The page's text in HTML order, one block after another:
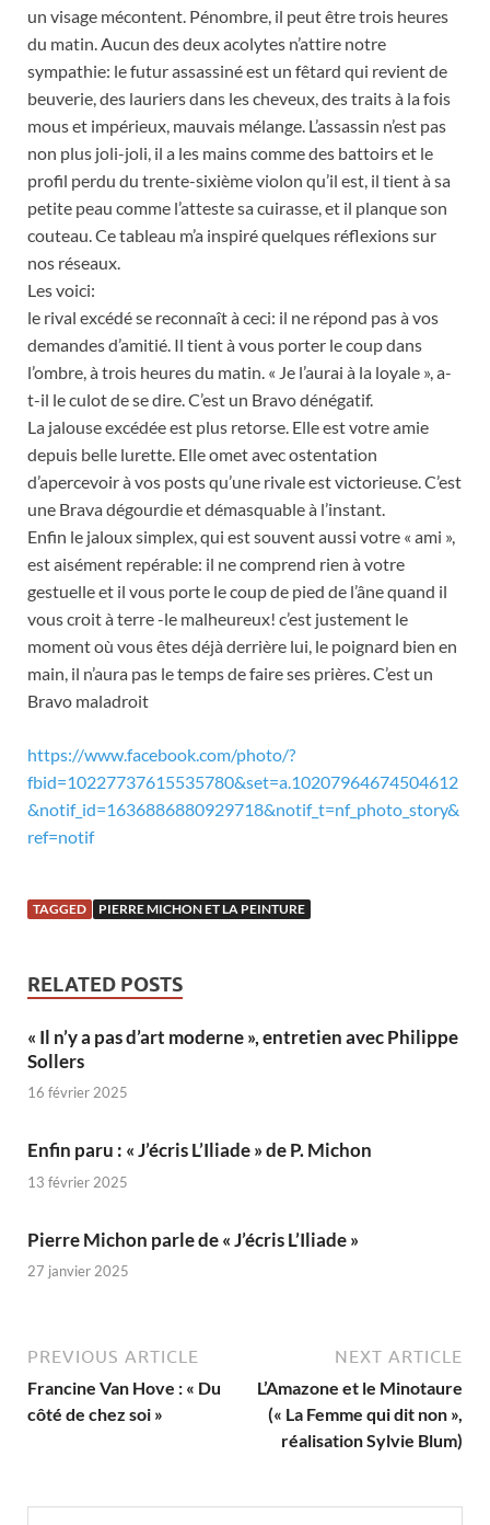
un visage mécontent. Pénombre, il peut être trois heures
du matin. Aucun des deux acolytes n’attire notre
sympathie: le futur assassiné est un fêtard qui revient de
beuverie, des lauriers dans les cheveux, des traits à la fois
mous et impérieux, mauvais mélange. L’assassin n’est pas
non plus joli-joli, il a les mains comme des battoirs et le
profil perdu du trente-sixième violon qu’il est, il tient à sa
petite peau comme l’atteste sa cuirasse, et il planque son
couteau. Ce tableau m’a inspiré quelques réflexions sur
nos réseaux.
Les voici:
le rival excédé se reconnaît à ceci: il ne répond pas à vos
demandes d’amitié. Il tient à vous porter le coup dans
l’ombre, à trois heures du matin. « Je l’aurai à la loyale », a-
t-il le culot de se dire. C’est un Bravo dénégatif.
La jalouse excédée est plus retorse. Elle est votre amie
depuis belle lurette. Elle omet avec ostentation
d’apercevoir à vos posts qu’une rivale est victorieuse. C’est
une Brava dégourdie et démasquable à l’instant.
Enfin le jaloux simplex, qui est souvent aussi votre « ami »,
est aisément repérable: il ne comprend rien à votre
gestuelle et il vous porte le coup de pied de l’âne quand il
vous croit à terre -le malheureux! c’est justement le
moment où vous êtes déjà derrière lui, le poignard bien en
main, il n’aura pas le temps de faire ses prières. C’est un
Bravo maladroit
https://www.facebook.com/photo/?
fbid=10227737615535780&set=a.10207964674504612
&notif_id=1636886880929718&notif_t=nf_photo_story&
ref=notif
TAGGED PIERRE MICHON ET LA PEINTURE
RELATED POSTS
« Il n’y a pas d’art moderne », entretien avec Philippe
Sollers
16 février 2025
Enfin paru : « J’écris L’Iliade » de P. Michon
13 février 2025
Pierre Michon parle de « J’écris L’Iliade »
27 janvier 2025
PREVIOUS ARTICLE
Francine Van Hove : « Du
côté de chez soi »
NEXT ARTICLE
L’Amazone et le Minotaure
(« La Femme qui dit non »,
réalisation Sylvie Blum)